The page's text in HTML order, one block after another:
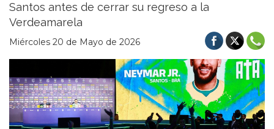
Santos antes de cerrar su regreso a la
Verdeamarela
Miércoles 20 de Mayo de 2026